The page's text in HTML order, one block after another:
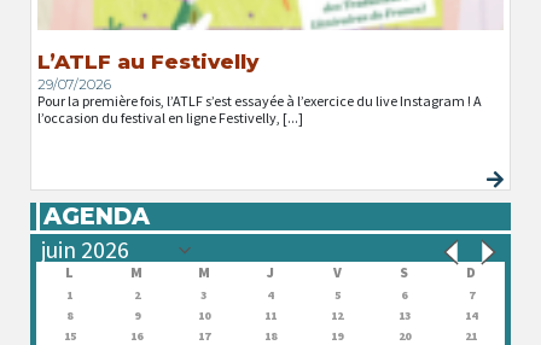
L’ATLF au Festivelly
29/07/2026
Pour la première fois, l’ATLF s’est essayée à l’exercice du live Instagram ! A
l’occasion du festival en ligne Festivelly, [...]
AGENDA
L M M J V S D
1 2 3 4 5 6
7
8
9 10 11 12 13
14
15
16 17 18 19 20
21